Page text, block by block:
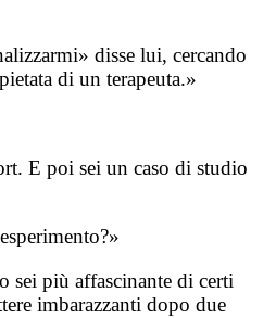
disse lui, cercando
di un terapeuta.»
E poi sei un caso di studio
sei più affascinante di certi
imbarazzanti dopo due